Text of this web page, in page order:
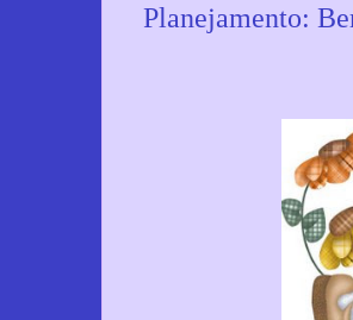
Planejamento: